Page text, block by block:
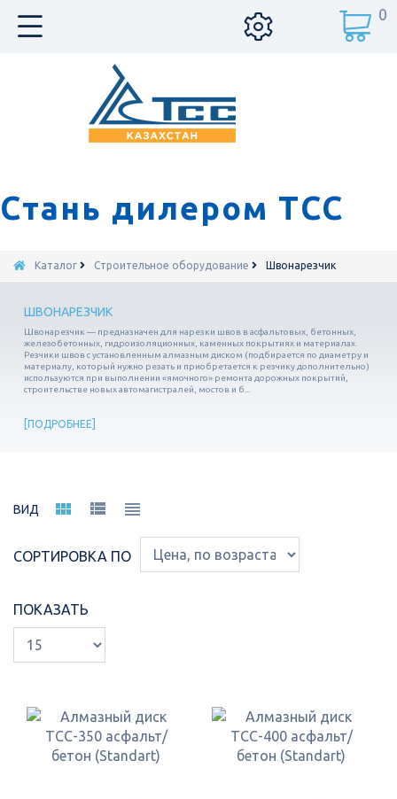
Стань дилером ТСС
0
Каталог Строительное оборудование Швонарезчик
ШВОНАРЕЗЧИК
Швонарезчик — предназначен для нарезки швов в асфальтовых, бетонных,
железобетонных, гидроизоляционных, каменных покрытиях и материалах.
Резчики швов с установленным алмазным диском (подбирается по диаметру и
материалу, который нужно резать и приобретается к резчику дополнительно)
используются при выполнении «ямочного» ремонта дорожных покрытий,
строительстве новых автомагистралей, мостов и б...
ПОДРОБНЕЕ
ВИД
СОРТИРОВКА ПО
ПОКАЗАТЬ